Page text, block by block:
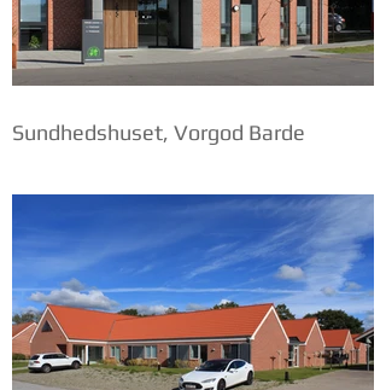
Sundhedshuset, Vorgod Barde